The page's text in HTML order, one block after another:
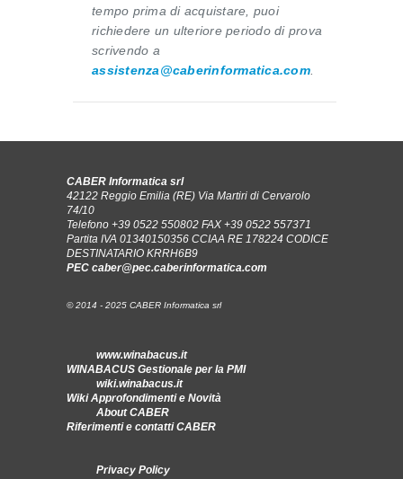
tempo prima di acquistare, puoi
richiedere un ulteriore periodo di prova
scrivendo a
assistenza@caberinformatica.com.
CABER Informatica srl
42122 Reggio Emilia (RE) Via Martiri di Cervarolo
74/10
Telefono +39 0522 550802 FAX +39 0522 557371
Partita IVA 01340150356 CCIAA RE 178224 CODICE
DESTINATARIO KRRH6B9
PEC caber@pec.caberinformatica.com
© 2014 - 2025 CABER Informatica srl
www.winabacus.it
WINABACUS Gestionale per la PMI
wiki.winabacus.it
Wiki Approfondimenti e Novità
About CABER
Riferimenti e contatti CABER
Privacy Policy